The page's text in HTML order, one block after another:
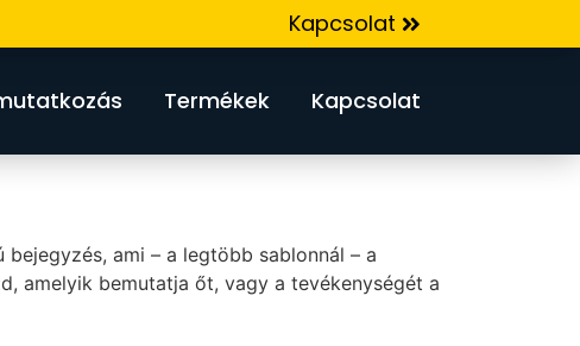
Kapcsolat
Termékek Kapcsolat
ami – a legtöbb sablonnál – a
amelyik bemutatja őt, vagy a tevékenységét a